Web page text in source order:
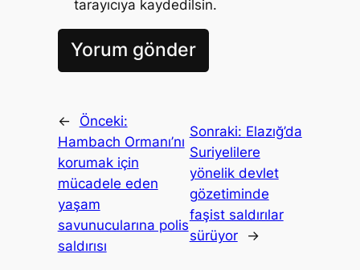
tarayıcıya kaydedilsin.
←
Önceki:
Hambach Ormanı’nı
korumak için
mücadele eden
yaşam
savunucularına polis
saldırısı
Sonraki: Elazığ’da
Suriyelilere
yönelik devlet
gözetiminde
faşist saldırılar
sürüyor
→